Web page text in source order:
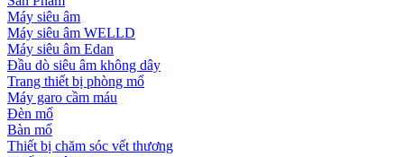
Máy siêu âm
Máy siêu âm WELLD
Máy siêu âm Edan
Đầu dò siêu âm không dây
Trang thiết bị phòng mổ
Máy garo cầm máu
Đèn mổ
Bàn mổ
Thiết bị chăm sóc vết thương